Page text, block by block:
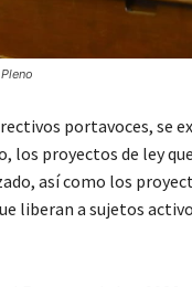
portavoces, se
los proyectos de ley
así como los
liberan a sujetos